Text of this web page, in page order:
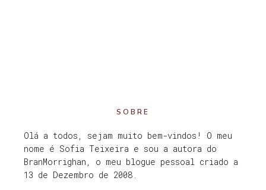
SOBRE
Olá a todos, sejam muito bem-vindos! O meu
nome é Sofia Teixeira e sou a autora do
BranMorrighan, o meu blogue pessoal criado a
13 de Dezembro de 2008.